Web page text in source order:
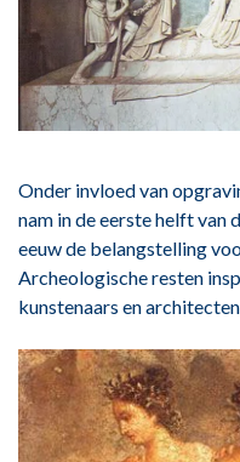
Onder invloed van
nam in de eerste helft van
eeuw de belangstelling
Archeologische resten
kunstenaars en architecten